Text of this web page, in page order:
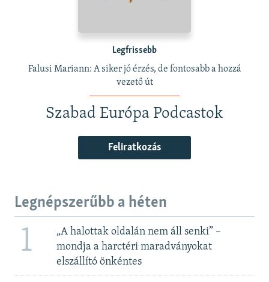
Legfrissebb
Falusi Mariann: A siker jó érzés, de fontosabb a hozzá
vezető út
Szabad Európa Podcastok
Feliratkozás
Legnépszerűbb a héten
1
„A halottak oldalán nem áll senki” –
mondja a harctéri maradványokat
elszállító önkéntes